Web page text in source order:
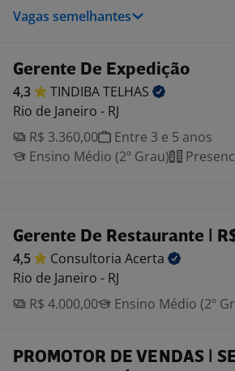
Vagas semelhantes
Gerente De Expedição
4,3 TINDIBATELHAS
Rio de Janeiro - RJ
R$ 3.360,00
Entre 3 e 5 anos
Ensino Médio (2º Grau)
Gerente De Restaurante |
4,5 Consultoria Acerta
Rio de Janeiro - RJ
R$ 4.000,00
Ensino Médio (2º
PROMOTOR DE VENDAS |